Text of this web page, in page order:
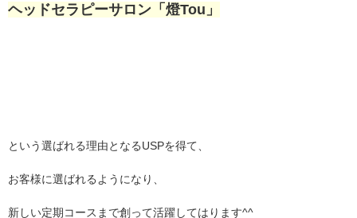
ヘッドセラピーサロン「燈Tou」
という選ばれる理由となるUSPを得て、
お客様に選ばれるようになり、
新しい定期コースまで創って活躍してはります^^